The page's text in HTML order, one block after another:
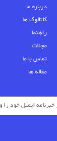
درباره ما
کاتالوگ ها
راهنما
مجلات
تماس با ما
مقاله ها